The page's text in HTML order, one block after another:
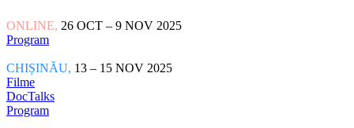
ONLINE, 26 OCT – 9 NOV 2025
Program
CHIȘINĂU, 13 – 15 NOV 2025
Filme
DocTalks
Program